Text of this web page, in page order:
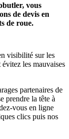
vous
de devis en
de roue.
visibilité sur les
les mauvaises
partenaires de
prendre la tête à
vous en ligne
clics puis nos